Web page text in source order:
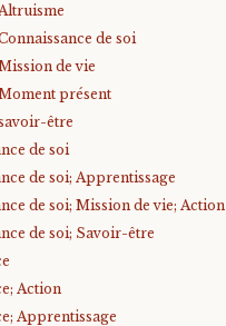
de soi
de vie
présent
être
de soi
de soi; Apprentissage
de soi; Mission de vie; Action
de soi; Savoir-être
Action
Apprentissage